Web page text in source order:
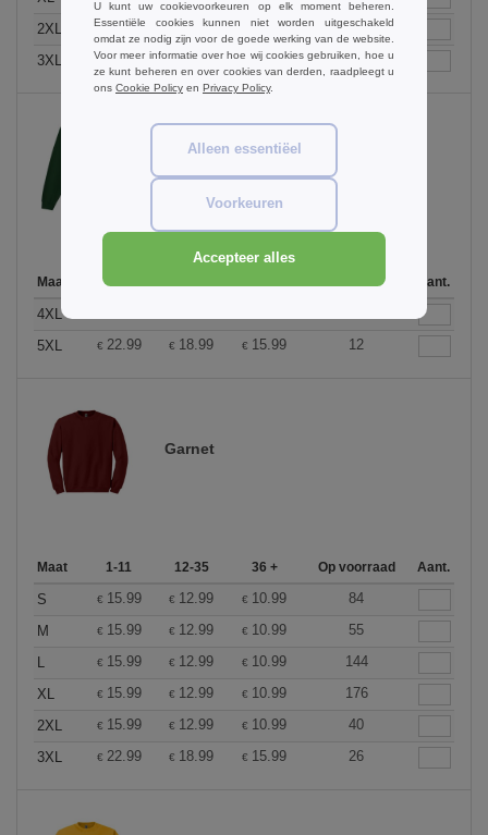
2XL
€15.99 €12.99 €10.99
60
3XL
€22.99 €18.99 €15.99 36
Maat 1-11 Op voorraad Aant.
4XL
5XL
€ 22.99 € 18.99 € 15.99 12
Garnet
Maat 1-11 12-35 36 + Op voorraad Aant.
S € 15.99 € 12.99 € 10.99
84
M
€ 15.99 € 12.99 € 10.99
55
L
€ 15.99 € 12.99 € 10.99
144
XL
€ 15.99 € 12.99 € 10.99
176
2XL
€ 15.99 € 12.99 € 10.99
40
3XL
€ 22.99 € 18.99 € 15.99 26
U kunt uw cookievoorkeuren op elk moment beheren.
Essentiële cookies kunnen niet worden uitgeschakeld
omdat ze nodig zijn voor de goede werking van de website.
Voor meer informatie over hoe wij cookies gebruiken, hoe u
ze kunt beheren en over cookies van derden, raadpleegt u
ons Cookie Policy en Privacy Policy.
Alleen essentiëel
Voorkeuren
Accepteer alles